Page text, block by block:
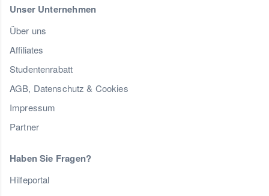
Unser Unternehmen
Über uns
Affiliates
Studentenrabatt
AGB, Datenschutz & Cookies
Impressum
Partner
Haben Sie Fragen?
Hilfeportal